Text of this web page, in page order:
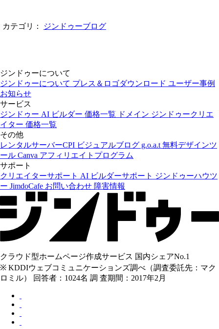
カテゴリ： ジンドゥーブログ
ジンドゥーについて
ジンドゥーについて プレス＆ロゴダウンロード ユーザー事例
お知らせ
サービス
ジンドゥー AI ビルダー 価格一覧 ドメイン ジンドゥークリエ
イター 価格一覧
その他
レンタルサーバーCPI ビジュアルブログ g.o.a.t 無料デザインツ
ール Canva アフィリエイトプログラム
サポート
クリエイターサポート AI ビルダーサポート ジンドゥーハウツ
ー JimdoCafe お問い合わせ 障害情報
クラウド型ホームページ作成サービス 国内シェアNo.1
※ KDDIウェブコミュニケーションズ調べ（調査委託先：マク
ロミル） 回答者：1024名 調 査期間：2017年2月